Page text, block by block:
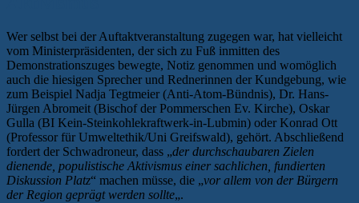
Wer selbst bei der Auftaktveranstaltung zugegen war, hat vielleicht
vom Ministerpräsidenten, der sich zu Fuß inmitten des
Demonstrationszuges bewegte, Notiz genommen und womöglich
auch die hiesigen Sprecher und Rednerinnen der Kundgebung, wie
zum Beispiel Nadja Tegtmeier (Anti-Atom-Bündnis), Dr. Hans-
Jürgen Abromeit (Bischof der Pommerschen Ev. Kirche), Oskar
Gulla (BI Kein-Steinkohlekraftwerk-in-Lubmin) oder Konrad Ott
(Professor für Umweltethik/Uni Greifswald), gehört. Abschließend
fordert der Schwadroneur, dass „der durchschaubaren Zielen
dienende, populistische Aktivismus einer sachlichen, fundierten
Diskussion Platz“ machen müsse, die „vor allem von der Bürgern
der Region geprägt werden sollte„.